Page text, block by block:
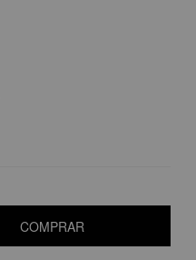
COMPRAR